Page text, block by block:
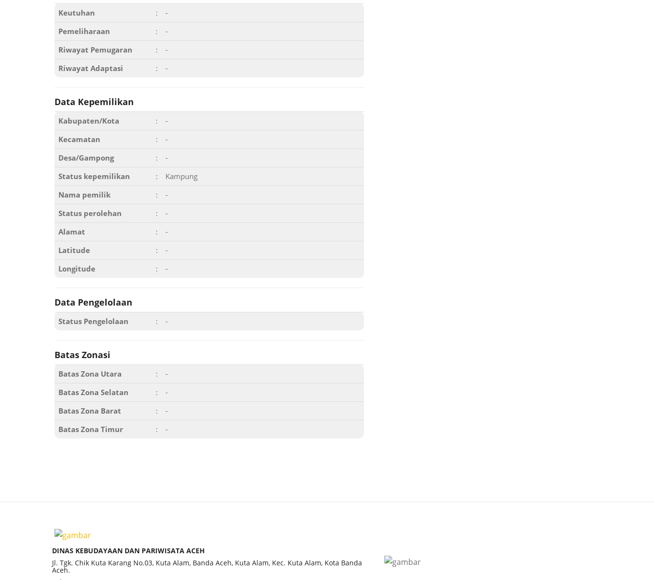
Keutuhan :
-
Pemeliharaan
:
-
Riwayat Pemugaran
:
-
Riwayat Adaptasi
: -
Data Kepemilikan
Kabupaten/Kota :
-
Kecamatan
:
-
Desa/Gampong
:
-
Status kepemilikan
:
Kampung
Nama pemilik
:
-
Status perolehan
:
-
Alamat
:
-
Latitude
:
-
Longitude
: -
Data Pengelolaan
Status Pengelolaan : -
Batas Zonasi
Batas Zona Utara :
-
Batas Zona Selatan
:
-
Batas Zona Barat
:
-
Batas Zona Timur
: -
DINAS KEBUDAYAAN DAN PARIWISATA ACEH
Jl. Tgk. Chik Kuta Karang No.03, Kuta Alam, Banda Aceh, Kuta Alam, Kec. Kuta Alam, Kota Banda
Aceh.